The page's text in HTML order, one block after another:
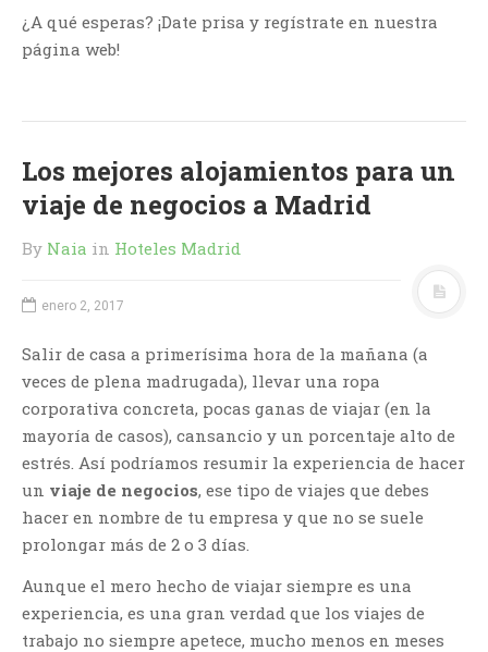
¿A qué esperas? ¡Date prisa y regístrate en nuestra
página web!
Los mejores alojamientos para un
viaje de negocios a Madrid
By Naia in Hoteles Madrid
enero 2, 2017
Salir de casa a primerísima hora de la mañana (a
veces de plena madrugada), llevar una ropa
corporativa concreta, pocas ganas de viajar (en la
mayoría de casos), cansancio y un porcentaje alto de
estrés. Así podríamos resumir la experiencia de hacer
un viaje de negocios, ese tipo de viajes que debes
hacer en nombre de tu empresa y que no se suele
prolongar más de 2 o 3 días.
Aunque el mero hecho de viajar siempre es una
experiencia, es una gran verdad que los viajes de
trabajo no siempre apetece, mucho menos en meses